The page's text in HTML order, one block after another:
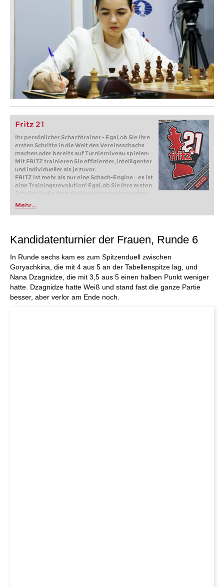
Fritz 21
Ihr persönlicher Schachtrainer - Egal, ob Sie Ihre
ersten Schritte in die Welt des Vereinsschachs
machen oder bereits auf Turnierniveau spielen:
Mit FRITZ trainieren Sie effizienter, intelligenter
und individueller als je zuvor.
FRITZ ist mehr als nur eine Schach-Engine – es ist
eine Trainingsrevolution! Egal, ob Sie Ihre ersten
Schritte in die Welt des Vereinsschachs machen
oder bereits auf Turnierniveau spielen: Mit
FRITZ trainieren Sie effizienter, intelligenter und
individueller als je zuvor.
Mehr...
Kandidatenturnier der Frauen, Runde 6
In Runde sechs kam es zum Spitzenduell zwischen
Goryachkina, die mit 4 aus 5 an der Tabellenspitze lag, und
Nana Dzagnidze, die mit 3,5 aus 5 einen halben Punkt weniger
hatte. Dzagnidze hatte Weiß und stand fast die ganze Partie
besser, aber verlor am Ende noch.